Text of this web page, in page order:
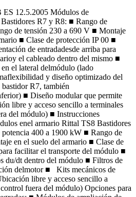
12.5.2005 Módulos de
R7 y R8: ■ Rango de
de tensión 230 a 690 V ■ Montaje
■ Clase de protección IP 00 ■
de entradadesde arriba para
el cableado dentro del mismo ■
el lateral delmódulo (lado
y diseño optimizado del
R7, también
■ Diseño modular que permite
libre y acceso sencillo a terminales
del módulo) ■ Instrucciones
enel armario Rittal TS8 Bastidores
400 a 1900 kW ■ Rango de
en el suelo del armario ■ Clase de
facilitar el transporte del módulo ■
du/dt dentro del módulo ■ Filtros de
delmotor ■ Kits mecánicos de
libre y acceso sencillo a
fuera del módulo) Opciones para